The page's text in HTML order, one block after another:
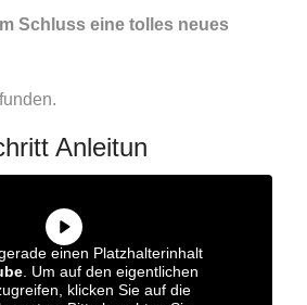
Schluss eine tolles neues
Anleitun
einen Platzhalterinhalt
. Um auf den eigentlichen
klicken Sie auf die